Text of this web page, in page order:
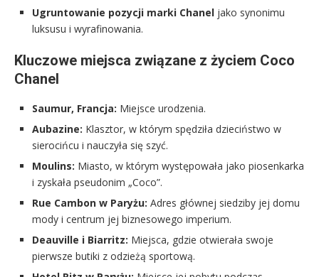
Ugruntowanie pozycji marki Chanel jako synonimu
luksusu i wyrafinowania.
Kluczowe miejsca związane z życiem Coco
Chanel
Saumur, Francja: Miejsce urodzenia.
Aubazine: Klasztor, w którym spędziła dzieciństwo w
sierocińcu i nauczyła się szyć.
Moulins: Miasto, w którym występowała jako piosenkarka
i zyskała pseudonim „Coco”.
Rue Cambon w Paryżu: Adres głównej siedziby jej domu
mody i centrum jej biznesowego imperium.
Deauville i Biarritz: Miejsca, gdzie otwierała swoje
pierwsze butiki z odzieżą sportową.